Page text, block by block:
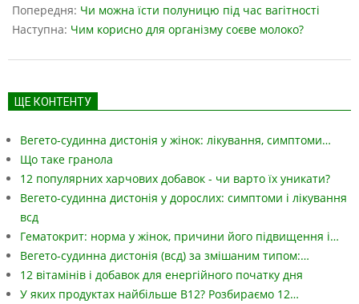
07-
08
Попередня: Чи можна їсти полуницю під час вагітності
Наступна: Чим корисно для організму соєве молоко?
ЩЕ КОНТЕНТУ
Вегето-судинна дистонія у жінок: лікування, симптоми…
Що таке гранола
12 популярних харчових добавок - чи варто їх уникати?
Вегето-судинна дистонія у дорослих: симптоми і лікування
всд
Гематокрит: норма у жінок, причини його підвищення і…
Вегето-судинна дистонія (всд) за змішаним типом:…
12 вітамінів і добавок для енергійного початку дня
У яких продуктах найбільше B12? Розбираємо 12…